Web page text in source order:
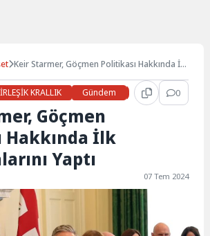
Keir Starmer, Göçmen Politikası Hakkında İlk
KRALLIK Gündem Haberler 0
Göçmen
Hakkında İlk
Yaptı
07 Tem 2024